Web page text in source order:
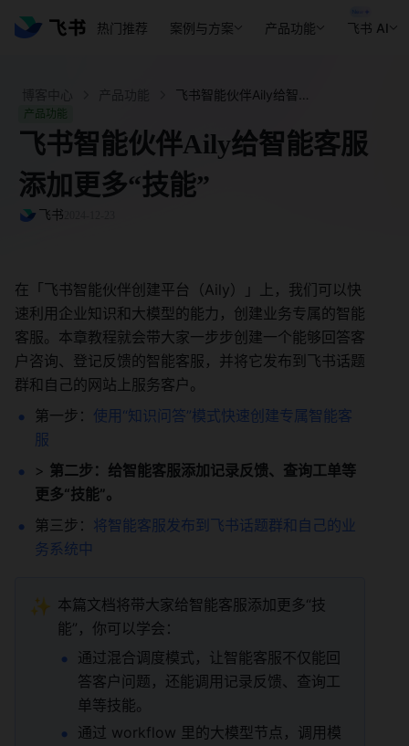
热门推荐 案例与方案 产品功能 飞书 AI
产品功能
飞书智能伙伴Aily给智能客服
添加更多“技能”
飞书
在「飞书智能伙伴创建平台（Aily）」上，我们可以快
速利用企业知识和大模型的能力，创建业务专属的智能
客服。本章教程就会带大家一步步创建一个能够回答客
户咨询、登记反馈的智能客服，并将它发布到飞书话题
群和自己的网站上服务客户。
第一步： 使用“知识问答”模式快速创建专属智能客
服
> 第二步：给智能客服添加记录反馈、查询工单等
更多“技能”。
第三步： 将智能客服发布到飞书话题群和自己的业
务系统中
✨ 本篇文档将带大家给智能客服添加更多“技
能”，你可以学会：
通过混合调度模式，让智能客服不仅能回
答客户问题，还能调用记录反馈、查询工
单等技能。
通过 workflow 里的大模型节点，调用模